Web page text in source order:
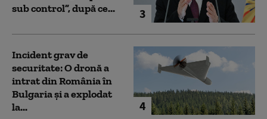
3
sub control”, după ce...
4
Incident grav de
securitate: O dronă a
intrat din România în
Bulgaria şi a explodat
la...